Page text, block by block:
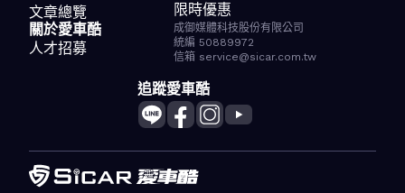
文章總覽
限時優惠
關於愛車酷
人才招募
成御媒體科技股份有限公司
統編 50889972
信箱 service@sicar.com.tw
追蹤愛車酷